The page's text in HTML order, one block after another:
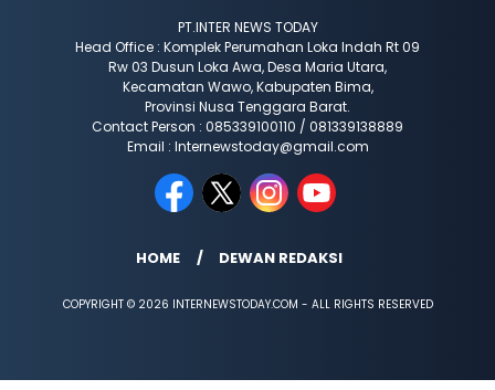
PT.INTER NEWS TODAY
Head Office : Komplek Perumahan Loka Indah Rt 09
Rw 03 Dusun Loka Awa, Desa Maria Utara,
Kecamatan Wawo, Kabupaten Bima,
Provinsi Nusa Tenggara Barat.
Contact Person : 085339100110 / 081339138889
Email : Internewstoday@gmail.com
HOME DEWAN REDAKSI
COPYRIGHT © 2026 INTERNEWSTODAY.COM - ALL RIGHTS RESERVED